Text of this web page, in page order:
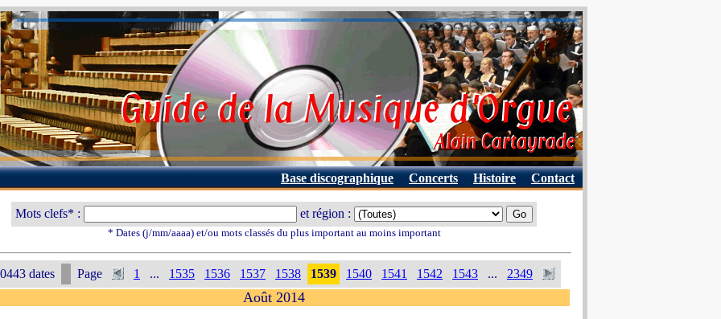
Base discographique Concerts Histoire Contact
Mots clefs* : et région :
* Dates (j/mm/aaaa) et/ou mots classés du plus important au moins important
dates Page 1 ... 1535 1536 1537 1538 1539 1540 1541 1542 1543 ... 2349
Août 2014